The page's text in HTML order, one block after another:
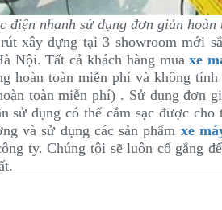
điện nhanh sử dụng đơn giản hoàn
xây dựng tại 3 showroom mới
Nội. Tất cả khách hàng muaxe
hoàn toàn miễn phí và không
toàn miễn phí) . Sử dụng đơn
sử dụng có thể cắm sạc được
và sử dụng các sản phẩm xe
ty. Chúng tôi sẽ luôn cố gắng